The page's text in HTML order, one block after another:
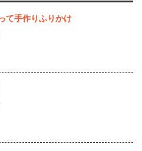
て⼿作りふりかけ